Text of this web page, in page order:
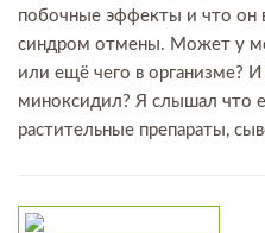
побочные эффекты и что он
синдром отмены. Может у
или ещё чего в организме?
миноксидил? Я слышал что
растительные препараты,